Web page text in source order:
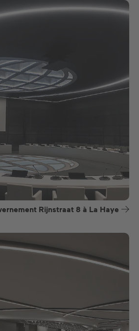
Rijnstraat 8 à La Haye